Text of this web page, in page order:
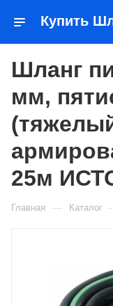
Шланг
мм,
25м
Главная — Каталог